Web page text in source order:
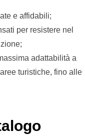
e affidabili;
per resistere nel
adattabilità a
turistiche, fino alle